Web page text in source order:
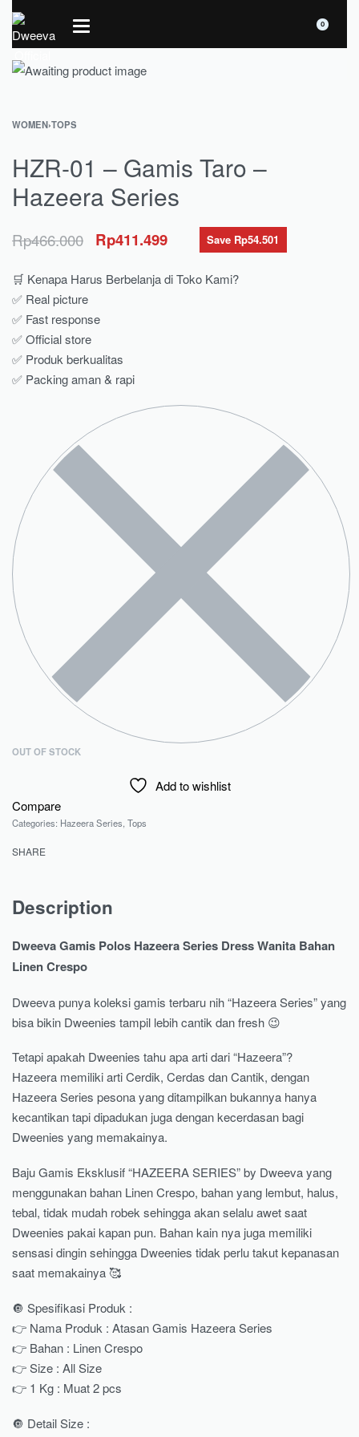
0
WOMEN›TOPS
HZR-01 – Gamis Taro –
Hazeera Series
Rp466.000 Rp411.499 Save Rp54.501
🛒 Kenapa Harus Berbelanja di Toko Kami?
✅ Real picture
✅ Fast response
✅ Official store
✅ Produk berkualitas
✅ Packing aman & rapi
OUT OF STOCK
Add to wishlist
Compare
Categories: Hazeera Series, Tops
SHARE
Description
Dweeva Gamis Polos Hazeera Series Dress Wanita Bahan
Linen Crespo
Dweeva punya koleksi gamis terbaru nih “Hazeera Series” yang
bisa bikin Dweenies tampil lebih cantik dan fresh 😉
Tetapi apakah Dweenies tahu apa arti dari “Hazeera”?
Hazeera memiliki arti Cerdik, Cerdas dan Cantik, dengan
Hazeera Series pesona yang ditampilkan bukannya hanya
kecantikan tapi dipadukan juga dengan kecerdasan bagi
Dweenies yang memakainya.
Baju Gamis Eksklusif “HAZEERA SERIES” by Dweeva yang
menggunakan bahan Linen Crespo, bahan yang lembut, halus,
tebal, tidak mudah robek sehingga akan selalu awet saat
Dweenies pakai kapan pun. Bahan kain nya juga memiliki
sensasi dingin sehingga Dweenies tidak perlu takut kepanasan
saat memakainya 🥰
🔘 Spesifikasi Produk :
👉 Nama Produk : Atasan Gamis Hazeera Series
👉 Bahan : Linen Crespo
👉 Size : All Size
👉 1 Kg : Muat 2 pcs
🔘 Detail Size :